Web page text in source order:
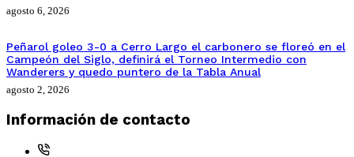
agosto 6, 2026
Peñarol goleo 3-0 a Cerro Largo el carbonero se floreó en el
Campeón del Siglo, definirá el Torneo Intermedio con
Wanderers y quedo puntero de la Tabla Anual
agosto 2, 2026
Información de contacto